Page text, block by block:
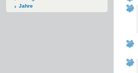
Jahre